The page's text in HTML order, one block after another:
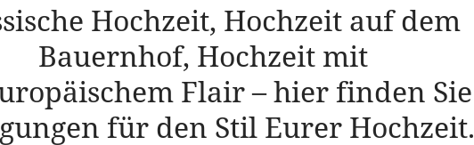
Hochzeit, Hochzeit auf dem
Bauernhof, Hochzeit mit
Flair – hier finden Sie
für den Stil Eurer Hochzeit.